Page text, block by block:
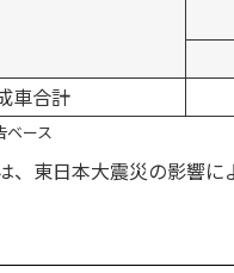
車合計
ベース
、東日本大震災の影響に